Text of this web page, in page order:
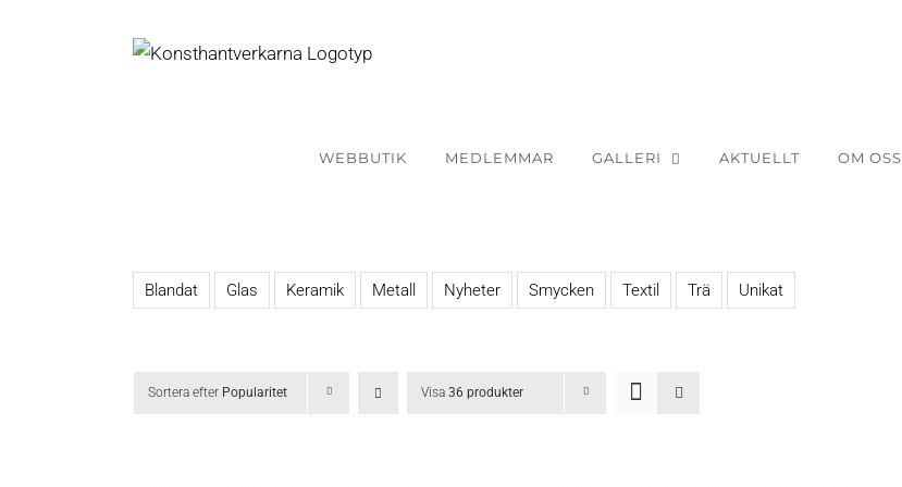
WEBBUTIK MEDLEMMAR GALLERI AKTUELLT OM OSS
Blandat Glas Keramik Metall Nyheter Smycken Textil Trä Unikat
Sortera efter Popularitet Visa 36 produkter